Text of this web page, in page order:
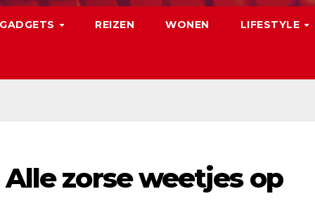
GADGETS REIZEN WONEN LIFESTYLE
zorse weetjes op